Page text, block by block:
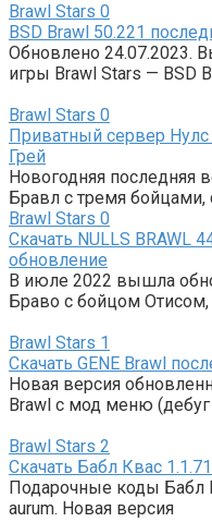
Brawl Stars 0
BSD Brawl 50.221
Обновлено 24.07.2023.
игры Brawl Stars — BSD
Brawl Stars 0
Приватный сервер
Грей
Новогодняя последняя
Бравл с тремя бойцами,
Brawl Stars 0
Скачать NULLS BRAWL
обновление
В июле 2022 вышла
Браво с бойцом
Brawl Stars 1
Скачать GENE Brawl
Новая версия
Brawl с мод меню
Brawl Stars 2
Скачать Бабл Квас
Подарочные коды Бабл
aurum. Новая версия